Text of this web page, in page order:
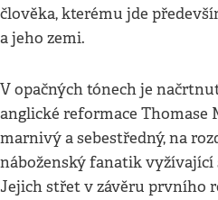
člověka, kterému jde
a jeho zemi.
V opačných tónech je
anglické reformace Thomase
marnivý a sebestředný, na
náboženský fanatik vyžívající
Jejich střet v závěru prvního